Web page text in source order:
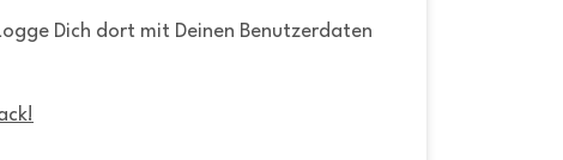
Dich dort mit Deinen Benutzerdaten